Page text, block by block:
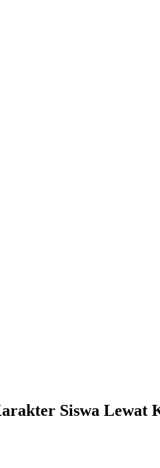
Siswa Lewat